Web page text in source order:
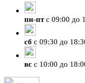
пн-птс 09:00 до
сб с 09:30 до
вс с 10:00 до